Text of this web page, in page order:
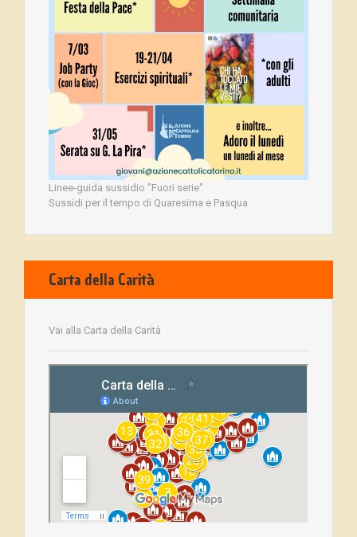
Linee-guida sussidio "Fuori serie"
Sussidi per il tempo di Quaresima e Pasqua
Carta della Carità
Vai alla Carta della Carità